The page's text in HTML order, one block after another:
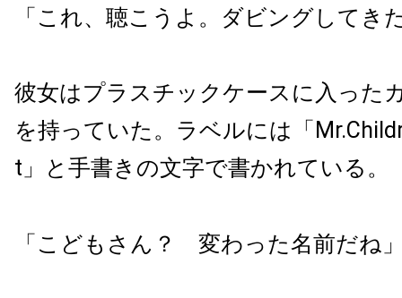
「これ、聴こうよ。ダビングしてき
彼女はプラスチックケースに入った
を持っていた。ラベルには「
t」と手書きの文字で書かれている。
「こどもさん？ 変わった名前だね